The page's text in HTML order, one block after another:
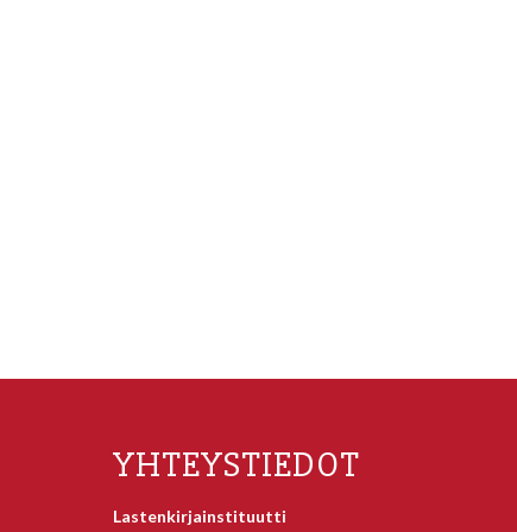
YHTEYSTIEDOT
Lastenkirjainstituutti